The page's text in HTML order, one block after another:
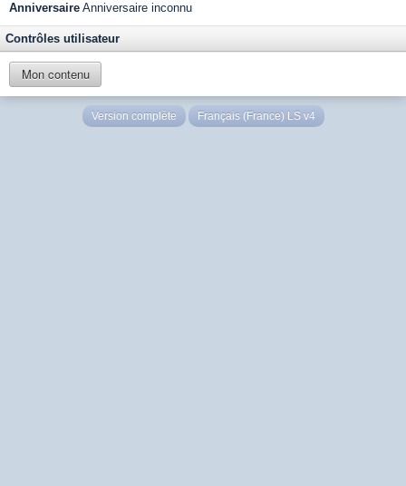
Anniversaire Anniversaire inconnu
Contrôles utilisateur
Mon contenu
Version complète Français (France) LS v4